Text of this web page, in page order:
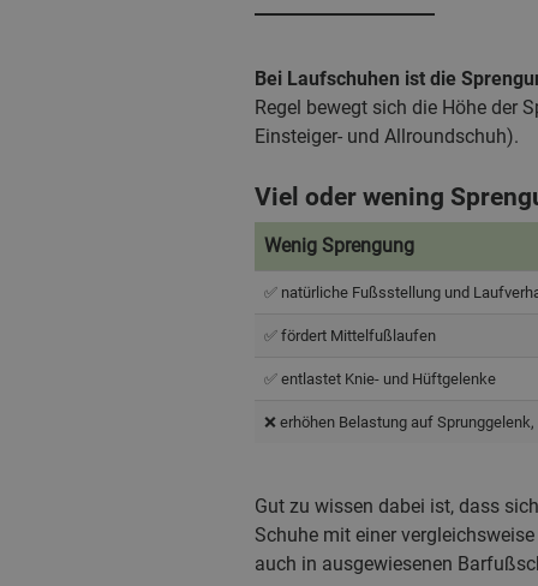
Bei Laufschuhen ist die
Regel bewegt sich die Höhe der
Einsteiger- und Allroundschuh).
Viel oder wening
Wenig Sprengung
Wenig Sprengung
✅ natürliche Fußsstellung und
✅ fördert Mittelfußlaufen
✅ entlastet Knie- und Hüftgelenke
❌ erhöhen Belastung auf
Gut zu wissen dabei ist, dass
Schuhe mit einer
auch in ausgewiesenen